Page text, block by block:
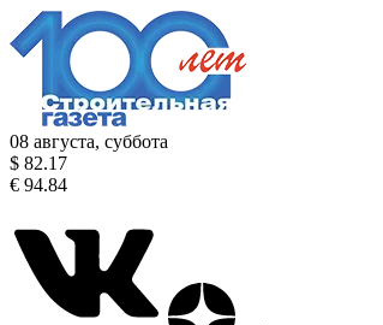
08 августа, суббота
$ 82.17
€ 94.84